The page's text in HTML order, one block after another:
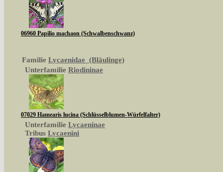
06960 Papilio machaon (Schwalbenschwanz)
Familie Lycaenidae (Bläulinge)
Unterfamilie Riodininae
07029 Hamearis lucina (Schlüsselblumen-Würfelfalter)
Unterfamilie Lycaeninae
Tribus Lycaenini